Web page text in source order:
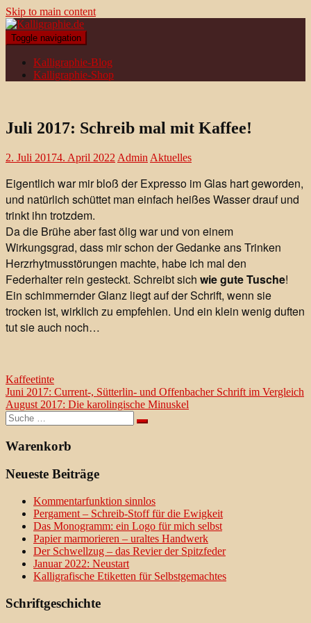
Skip to main content
Toggle navigation
Kalligraphie-Blog
Kalligraphie-Shop
Juli 2017: Schreib mal mit Kaffee!
2. Juli 20174. April 2022 Admin Aktuelles
Eigentlich war mir bloß der Expresso im Glas hart geworden,
und natürlich schüttet man einfach heißes Wasser drauf und
trinkt ihn trotzdem.
Da die Brühe aber fast ölig war und von einem
Wirkungsgrad, dass mir schon der Gedanke ans Trinken
Herzrhytmusstörungen machte, habe ich mal den
Federhalter rein gesteckt. Schreibt sich wie gute Tusche!
Ein schimmernder Glanz liegt auf der Schrift, wenn sie
trocken ist, wirklich zu empfehlen. Und ein klein wenig duften
tut sie auch noch…
Kaffeetinte
Beitragsnavigation
Juni 2017: Current-, Sütterlin- und Offenbacher Schrift im Vergleich
August 2017: Die karolingische Minuskel
Suche
nach:
Warenkorb
Neueste Beiträge
Kommentarfunktion sinnlos
Pergament – Schreib-Stoff für die Ewigkeit
Das Monogramm: ein Logo für mich selbst
Papier marmorieren – uraltes Handwerk
Der Schwellzug – das Revier der Spitzfeder
Januar 2022: Neustart
Kalligrafische Etiketten für Selbstgemachtes
Schriftgeschichte